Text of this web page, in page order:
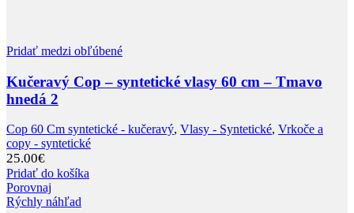
Pridať medzi obľúbené
Kučeravý Cop – syntetické vlasy 60 cm – Tmavo
hnedá 2
Cop 60 Cm syntetické - kučeravý, Vlasy - Syntetické, Vrkoče a
copy - syntetické
25.00€
Pridať do košíka
Porovnaj
Rýchly náhľad